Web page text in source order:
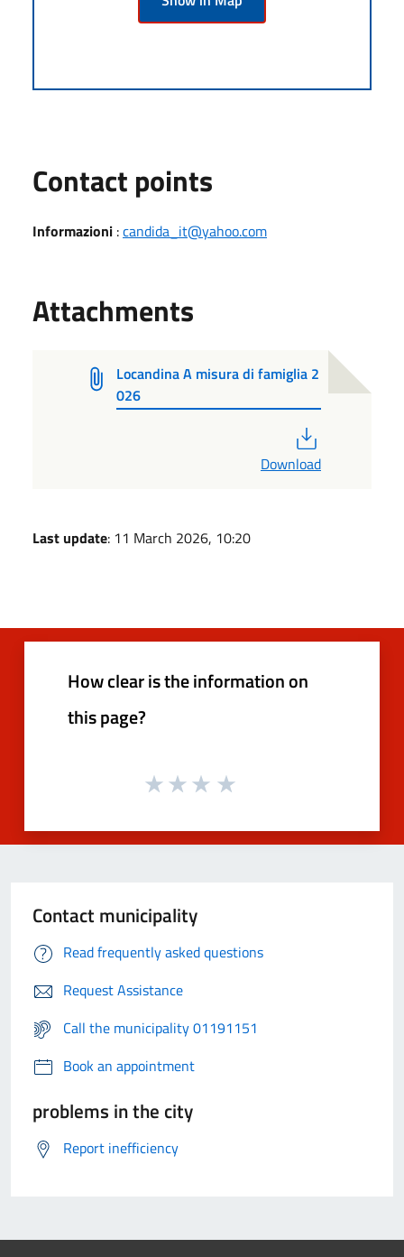
Contact points
Informazioni :candida_it@yahoo.com
Attachments
Locandina A misura di famiglia 2
026
Download
Last update: 11 March 2026, 10:20
How clear is the information on
this page?
Contact municipality
Read frequently asked questions
Request Assistance
Call the municipality 01191151
Book an appointment
problems in the city
Report inefficiency